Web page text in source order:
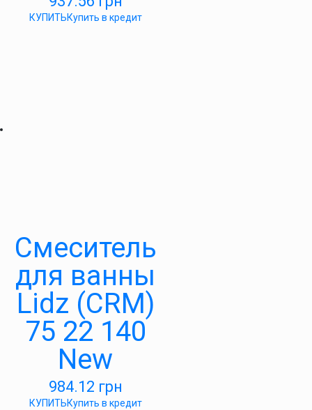
КУПИТЬКупить в кредит
Смеситель
для ванны
Lidz (CRM)
75 22 140
New
984.12 грн
КУПИТЬКупить в кредит